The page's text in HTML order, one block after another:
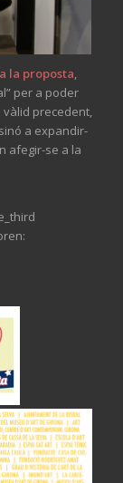
la proposta,
per a poder
vàlid precedent,
a expandir-
afegir-se a la